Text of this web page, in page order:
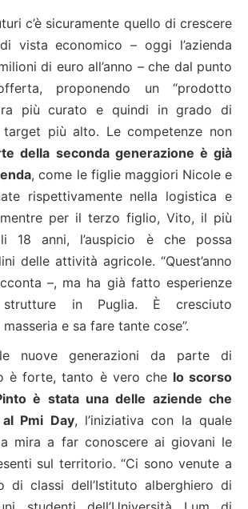
c’è sicuramente quello di crescere
vista economico – oggi l’azienda
di euro all’anno – che dal punto
proponendo un “prodotto
più curato e quindi in grado di
più alto. Le competenze non
della seconda generazione è già
, come le figlie maggiori Nicole e
rispettivamente nella logistica e
per il terzo figlio, Vito, il più
18 anni, l’auspicio è che possa
delle attività agricole. “Quest’anno
–, ma ha già fatto esperienze
in Puglia. È cresciuto
e sa fare tante cose”.
nuove generazioni da parte di
è forte, tanto è vero che lo scorso
è stata una delle aziende che
Pmi Day, l’iniziativa con la quale
mira a far conoscere ai giovani le
sul territorio. “Ci sono venute a
di classi dell’Istituto alberghiero di